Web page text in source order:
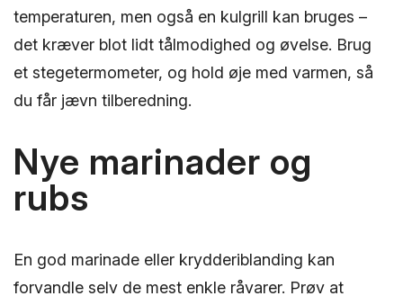
temperaturen, men også en kulgrill kan bruges –
det kræver blot lidt tålmodighed og øvelse. Brug
et stegetermometer, og hold øje med varmen, så
du får jævn tilberedning.
Nye marinader og
rubs
En god marinade eller krydderiblanding kan
forvandle selv de mest enkle råvarer. Prøv at